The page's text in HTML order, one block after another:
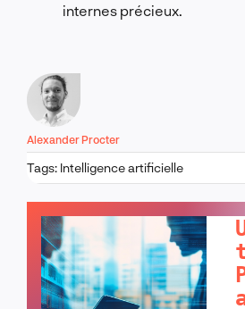
internes précieux.
Alexander Procter
Tags: Intelligence artificielle